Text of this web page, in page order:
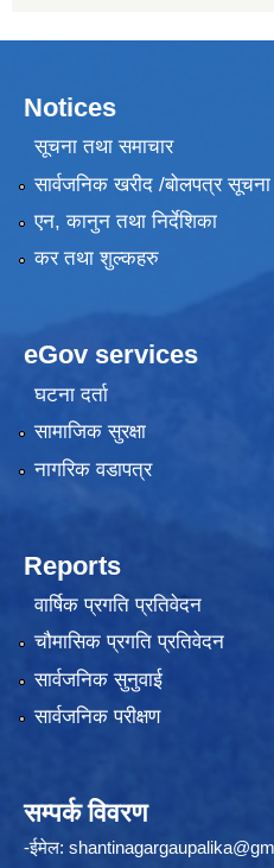
Notices
सूचना तथा समाचार
सार्वजनिक खरीद /बोलपत्र सूचना
एन, कानुन तथा निर्देशिका
कर तथा शुल्कहरु
eGov services
घटना दर्ता
सामाजिक सुरक्षा
नागरिक वडापत्र
Reports
वार्षिक प्रगति प्रतिवेदन
चौमासिक प्रगति प्रतिवेदन
सार्वजनिक सुनुवाई
सार्वजनिक परीक्षण
सम्पर्क विवरण
-ईमेल: